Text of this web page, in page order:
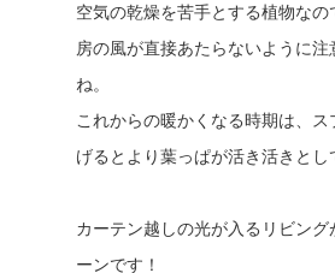
空気の乾燥を苦手とする植物なの
房の風が直接あたらないように
ね。
これからの暖かくなる時期は、
げるとより葉っぱが活き活きとし
カーテン越しの光が入るリビング
ーンです！